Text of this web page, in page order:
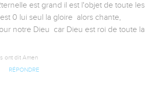
est grand il est l'objet de toute les
0 lui seul la gloire  alors chante,
notre Dieu  car Dieu est roi de toute la
ont dit Amen
RÉPONDRE